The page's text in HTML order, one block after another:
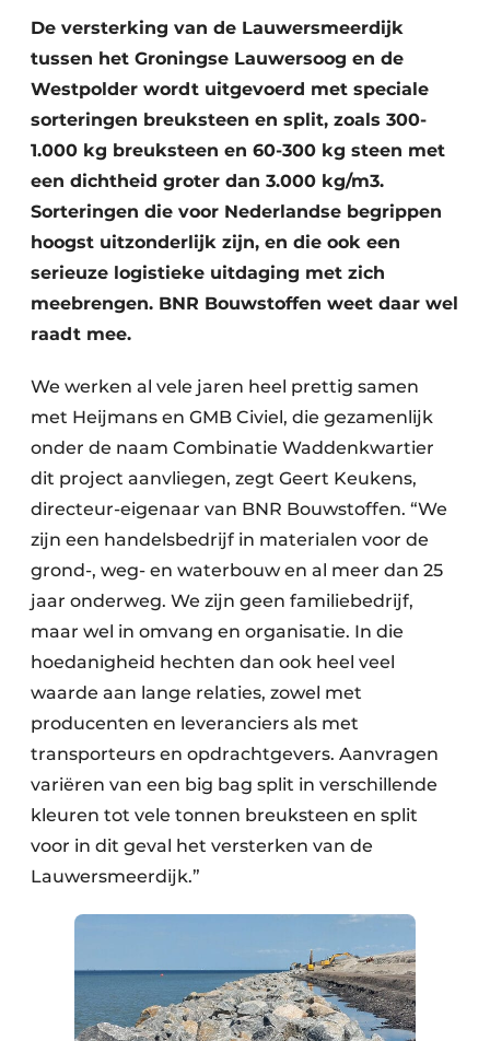
Fundering
Kopen/Huren/Leasen
Sloop & Recycling
Bouwtransport
Machines & Materieel
De versterking van de Lauwersmeerdijk
tussen het Groningse Lauwersoog en de
Westpolder wordt uitgevoerd met speciale
sorteringen breuksteen en split, zoals 300-
1.000 kg breuksteen en 60-300 kg steen met
een dichtheid groter dan 3.000 kg/m3.
Sorteringen die voor Nederlandse begrippen
hoogst uitzonderlijk zijn, en die ook een
serieuze logistieke uitdaging met zich
meebrengen. BNR Bouwstoffen weet daar wel
raadt mee.
We werken al vele jaren heel prettig samen
met Heijmans en GMB Civiel, die gezamenlijk
onder de naam Combinatie Waddenkwartier
dit project aanvliegen, zegt Geert Keukens,
directeur-eigenaar van BNR Bouwstoffen. “We
zijn een handelsbedrijf in materialen voor de
grond-, weg- en waterbouw en al meer dan 25
jaar onderweg. We zijn geen familiebedrijf,
maar wel in omvang en organisatie. In die
hoedanigheid hechten dan ook heel veel
waarde aan lange relaties, zowel met
producenten en leveranciers als met
transporteurs en opdrachtgevers. Aanvragen
variëren van een big bag split in verschillende
kleuren tot vele tonnen breuksteen en split
voor in dit geval het versterken van de
Lauwersmeerdijk.”